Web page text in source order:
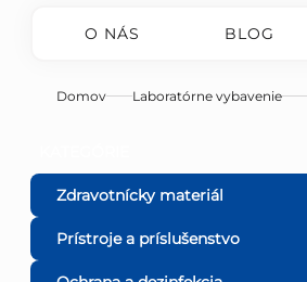
O NÁS BLOG
Domov Laboratórne vybavenie
o
č
Zdravotnícky materiál
Prístroje a príslušenstvo